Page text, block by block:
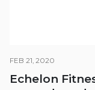
FEB 21, 2020
Echelon